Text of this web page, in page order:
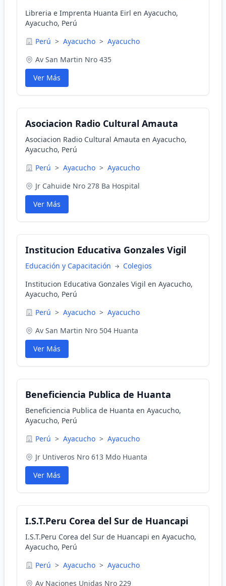
Libreria e Imprenta Huanta Eirl en Ayacucho,
Ayacucho, Perú
Perú > Ayacucho > Ayacucho
Av San Martin Nro 435
Ver Más
Asociacion Radio Cultural Amauta
Asociacion Radio Cultural Amauta en Ayacucho,
Ayacucho, Perú
Perú > Ayacucho > Ayacucho
Jr Cahuide Nro 278 Ba Hospital
Ver Más
Institucion Educativa Gonzales Vigil
Educación y Capacitación
Colegios
Institucion Educativa Gonzales Vigil en Ayacucho,
Ayacucho, Perú
Perú > Ayacucho > Ayacucho
Av San Martin Nro 504 Huanta
Ver Más
Beneficiencia Publica de Huanta
Beneficiencia Publica de Huanta en Ayacucho,
Ayacucho, Perú
Perú > Ayacucho > Ayacucho
Jr Untiveros Nro 613 Mdo Huanta
Ver Más
I.S.T.Peru Corea del Sur de Huancapi
I.S.T.Peru Corea del Sur de Huancapi en Ayacucho,
Ayacucho, Perú
Perú > Ayacucho > Ayacucho
Av Naciones Unidas Nro 229